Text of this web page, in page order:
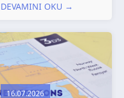
PUBLICATIONS New
Charts published 06
August 2026 Chart Title,
limits and other remarks
1602 China – Chang...
DEVAMINI OKU →
16.07.2026